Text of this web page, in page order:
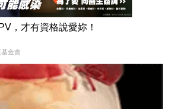
，才有資格說愛妳！
金會